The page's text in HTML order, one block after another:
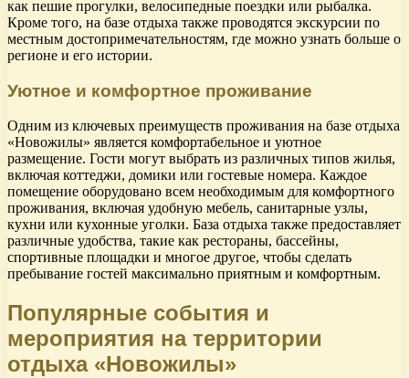
как пешие прогулки, велосипедные поездки или рыбалка.
Кроме того, на базе отдыха также проводятся экскурсии по
местным достопримечательностям, где можно узнать больше о
регионе и его истории.
Уютное и комфортное проживание
Одним из ключевых преимуществ проживания на базе отдыха
«Новожилы» является комфортабельное и уютное
размещение. Гости могут выбрать из различных типов жилья,
включая коттеджи, домики или гостевые номера. Каждое
помещение оборудовано всем необходимым для комфортного
проживания, включая удобную мебель, санитарные узлы,
кухни или кухонные уголки. База отдыха также предоставляет
различные удобства, такие как рестораны, бассейны,
спортивные площадки и многое другое, чтобы сделать
пребывание гостей максимально приятным и комфортным.
Популярные события и
мероприятия на территории
отдыха «Новожилы»